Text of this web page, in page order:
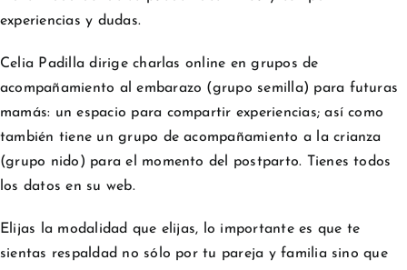
experiencias y dudas.
Celia Padilla dirige charlas online en grupos de
acompañamiento al embarazo (grupo semilla) para futuras
mamás: un espacio para compartir experiencias; así como
también tiene un grupo de acompañamiento a la crianza
(grupo nido) para el momento del postparto. Tienes todos
los datos en su web.
Elijas la modalidad que elijas, lo importante es que te
sientas respaldad no sólo por tu pareja y familia sino que